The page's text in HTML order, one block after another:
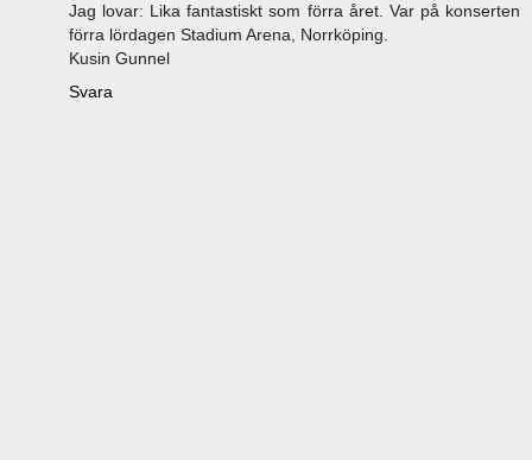
Jag lovar: Lika fantastiskt som förra året. Var på konserten
förra lördagen Stadium Arena, Norrköping.
Kusin Gunnel
Svara